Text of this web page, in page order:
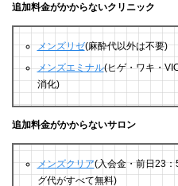
追加料金がかからないクリニック
メンズリゼ(麻酔代以外は不要)
メンズエミナル(ヒゲ・ワキ・
消化)
追加料金がかからないサロン
メンズクリア(入会金・前日23
グ代がすべて無料)